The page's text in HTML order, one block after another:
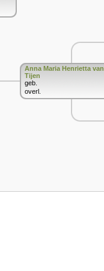
Anna Maria Henrietta van
Tijen
geb.
overl.